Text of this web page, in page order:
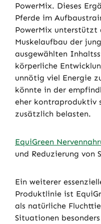
PowerMix. Dieses
Pferde im
PowerMix unterstützt
Muskelaufbau der
ausgewählten
körperliche
unnötig viel Energie
könnte in der
eher kontraproduktiv
zusätzlich belasten.
EquiGreen
und Reduzierung von
Ein weiterer
Produktlinie ist
als natürliche
Situationen